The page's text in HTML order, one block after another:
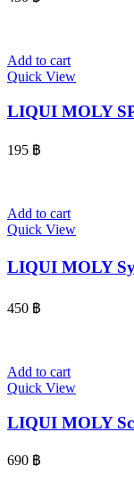
Add to cart
Quick View
LIQUI MOLY
195 ฿
Add to cart
Quick View
LIQUI MOLY
450 ฿
Add to cart
Quick View
LIQUI MOLY
690 ฿